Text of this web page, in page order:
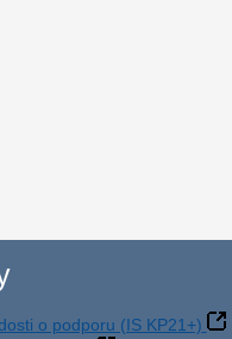
o podporu (IS KP21+)